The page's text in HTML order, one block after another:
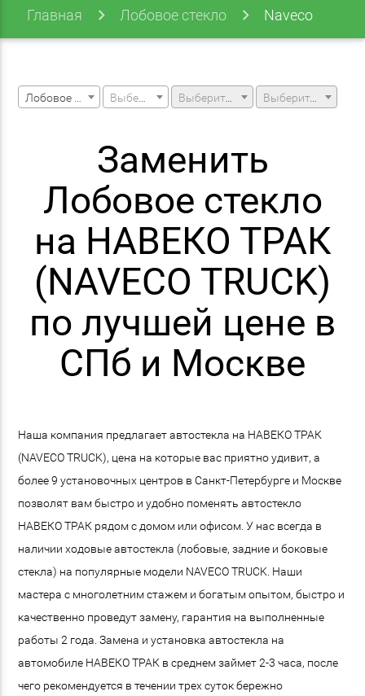
Главная Лобовое стекло Naveco
Выберите модель машины Выберите модификацию
Заменить
Лобовое стекло
на НАВЕКО ТРАК
(NAVECO TRUCK)
по лучшей цене в
СПб и Москве
Наша компания предлагает автостекла на НАВЕКО ТРАК
(NAVECO TRUCK), цена на которые вас приятно удивит, а
более 9 установочных центров в Санкт-Петербурге и Москве
позволят вам быстро и удобно поменять автостекло
НАВЕКО ТРАК рядом с домом или офисом. У нас всегда в
наличии ходовые автостекла (лобовые, задние и боковые
стекла) на популярные модели NAVECO TRUCK. Наши
мастера с многолетним стажем и богатым опытом, быстро и
качественно проведут замену, гарантия на выполненные
работы 2 года. Замена и установка автостекла на
автомобиле НАВЕКО ТРАК в среднем займет 2-3 часа, после
чего рекомендуется в течении трех суток бережно